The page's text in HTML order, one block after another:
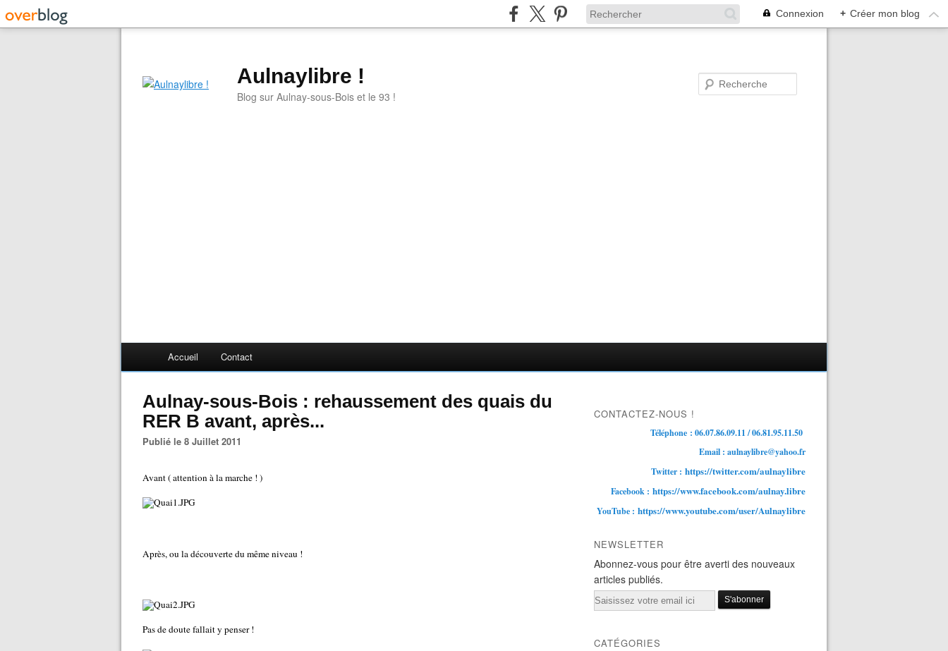
Connexion + Créer mon blog
Aulnaylibre !
Blog sur Aulnay-sous-Bois et le 93 !
Accueil Contact
Aulnay-sous-Bois : rehaussement des quais du
RER B avant, après...
Publié le 8 Juillet 2011
Avant ( attention à la marche ! )
Après, ou la découverte du même niveau !
Pas de doute fallait y penser !
CONTACTEZ-NOUS !
Téléphone : 06.07.86.09.11 / 06.81.95.11.50
Email : aulnaylibre@yahoo.fr
Twitter : https://twitter.com/aulnaylibre
Facebook : https://www.facebook.com/aulnay.libre
YouTube : https://www.youtube.com/user/Aulnaylibre
NEWSLETTER
Abonnez-vous pour être averti des nouveaux
articles publiés.
Email
CATÉGORIES